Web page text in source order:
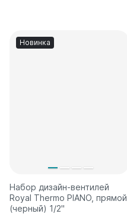
Новинка
Набор дизайн-вентилей
Royal Thermo PIANO, прямой
(черный) 1/2"